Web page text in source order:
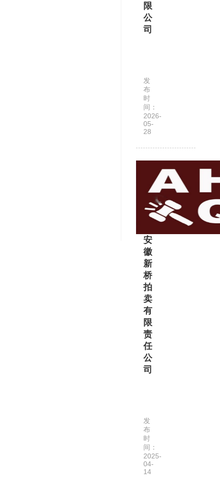
限
公
司
淘
拍
卖
有
限
家‌
注
册
本
100
万
元‌、‌
2025
年
7
月
成
立…
发
布
时
间：
2026-
05-
28
安
徽
新
桥
拍
卖
有
限
责
任
公
司
桥
拍
卖
公
司
发
布
时
间：
2025-
04-
14